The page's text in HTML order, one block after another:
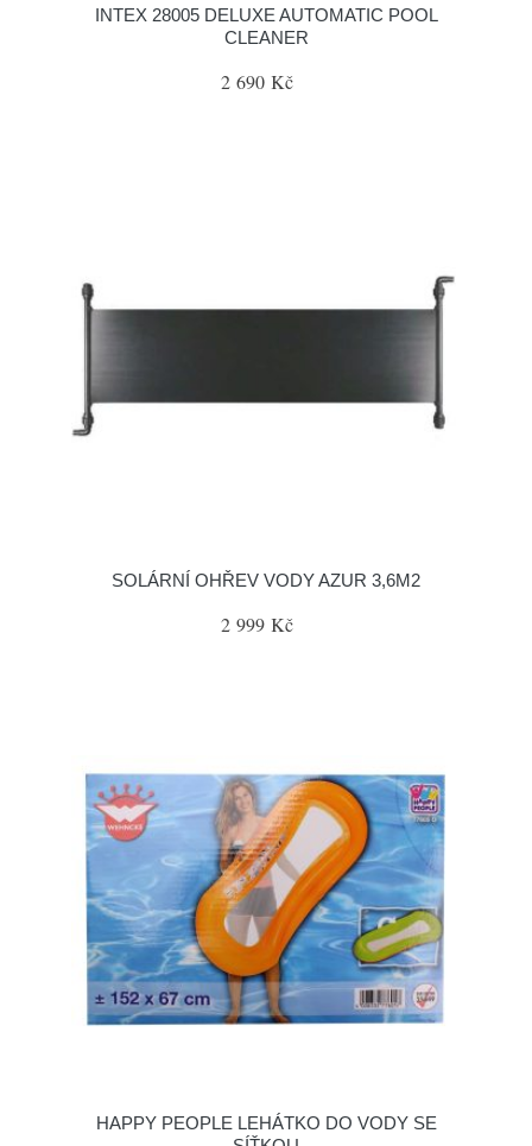
INTEX 28005 DELUXE AUTOMATIC POOL
CLEANER
2 690 Kč
SOLÁRNÍ OHŘEV VODY AZUR 3,6M2
2 999 Kč
HAPPY PEOPLE LEHÁTKO DO VODY SE